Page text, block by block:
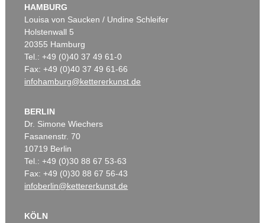
HAMBURG
Louisa von Saucken / Undine Schleifer
Holstenwall 5
20355 Hamburg
Tel.: +49 (0)40 37 49 61-0
Fax: +49 (0)40 37 49 61-66
infohamburg@kettererkunst.de
BERLIN
Dr. Simone Wiechers
Fasanenstr. 70
10719 Berlin
Tel.: +49 (0)30 88 67 53-63
Fax: +49 (0)30 88 67 56-43
infoberlin@kettererkunst.de
KÖLN